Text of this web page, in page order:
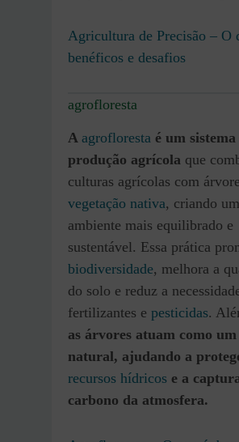
Agricultura de Precisão – O
benéficos e desafios
agrofloresta
A agrofloresta é um sistema
produção agrícola que
culturas agrícolas com
vegetação nativa, criando um
ambiente mais equilibrado e
sustentável. Essa prática
biodiversidade, melhora a
do solo e reduz a
fertilizantes e pesticidas.
as árvores atuam como
natural, ajudando a
recursos hídricos e a
carbono da atmosfera.